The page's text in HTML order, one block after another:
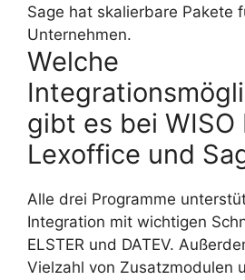
Sage hat skalierbare Pakete
Unternehmen.
Welche
gibt es bei WISO
Lexoffice und
Alle drei Programme
Integration mit wichtigen
ELSTER und DATEV.
Vielzahl von Zusatzmodulen